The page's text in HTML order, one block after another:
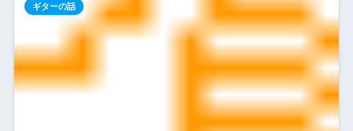
ギターの話